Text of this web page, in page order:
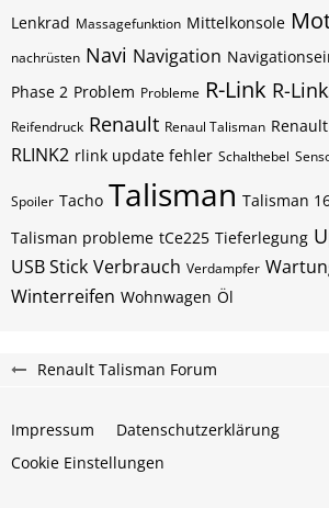
Lenkrad Massagefunktion Mittelkonsole
nachrüsten Navi Navigation
Phase 2 Problem Probleme R-Link R-
Reifendruck Renault Renaul Talisman
RLINK2 rlink update fehler Schalthebel
Spoiler Tacho Talisman Talisman
Talisman probleme tCe225 Tieferlegung
USB Stick Verbrauch Verdampfer
Winterreifen Wohnwagen Öl
Renault Talisman Forum
Impressum
Datenschutzerklärung
Cookie Einstellungen